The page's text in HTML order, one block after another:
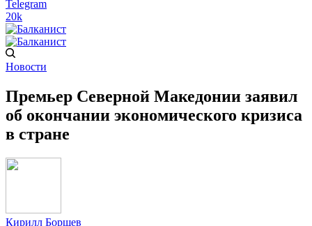
Telegram
20k
Новости
Премьер Северной Македонии заявил
об окончании экономического кризиса
в стране
Кирилл Борщев